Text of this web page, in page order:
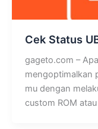
Cek Status
gageto.com –
mengoptimalkan
mu dengan
custom ROM